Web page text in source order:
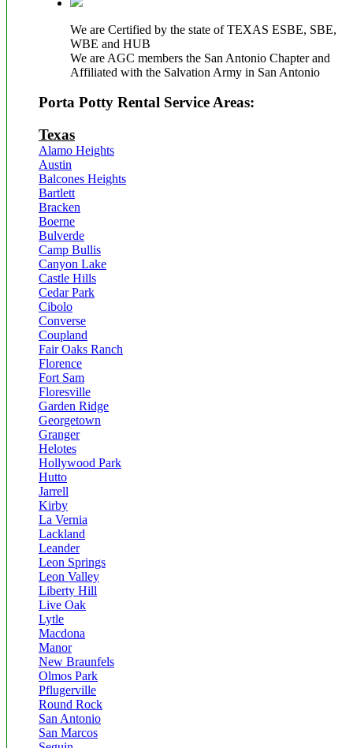
We are Certified by the state of TEXAS ESBE, SBE,
WBE and HUB
We are AGC members the San Antonio Chapter and
Affiliated with the Salvation Army in San Antonio
Porta Potty Rental Service Areas:
Texas
Alamo Heights
Austin
Balcones Heights
Bartlett
Bracken
Boerne
Bulverde
Camp Bullis
Canyon Lake
Castle Hills
Cedar Park
Cibolo
Converse
Coupland
Fair Oaks Ranch
Florence
Fort Sam
Floresville
Garden Ridge
Georgetown
Granger
Helotes
Hollywood Park
Hutto
Jarrell
Kirby
La Vernia
Lackland
Leander
Leon Springs
Leon Valley
Liberty Hill
Live Oak
Lytle
Macdona
Manor
New Braunfels
Olmos Park
Pflugerville
Round Rock
San Antonio
San Marcos